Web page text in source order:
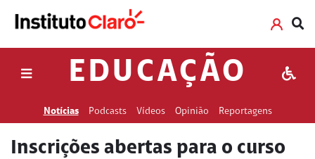
EDUCAÇÃO
Notícias Podcasts Vídeos Opinião Reportagens
Inscrições abertas para o curso